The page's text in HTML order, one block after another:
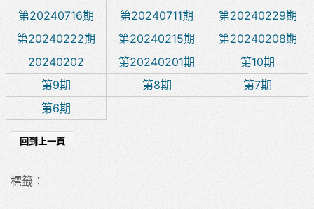
第20240716期
第20240711期
第20240229期
第20240222期
第20240215期
第20240208期
20240202
第20240201期
第10期
第9期
第8期
第7期
第6期
標籤：